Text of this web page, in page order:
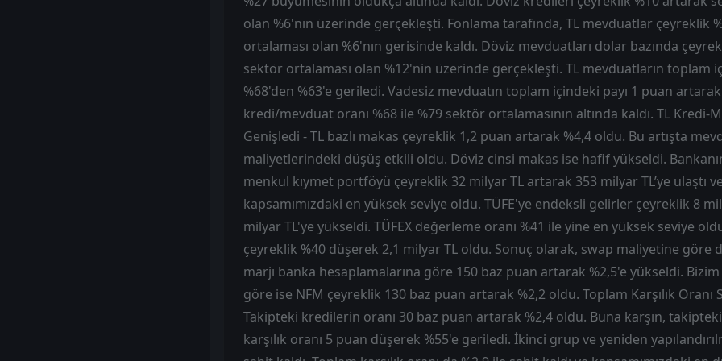
olan %6'nın üzerinde gerçekleşti. Fonlama tarafında, TL mevduatlar çeyreklik
ortalaması olan %6'nın gerisinde kaldı. Döviz mevduatları dolar bazında
sektör ortalaması olan %12'nin üzerinde gerçekleşti. TL mevduatların toplam
%68'den %63'e geriledi. Vadesiz mevduatın toplam içindeki payı 1 puan
kredi/mevduat oranı %68 ile %79 sektör ortalamasının altında kaldı. TL Kredi-
Genişledi - TL bazlı makas çeyreklik 1,2 puan artarak %4,4 oldu. Bu artışta
maliyetlerindeki düşüş etkili oldu. Döviz cinsi makas ise hafif yükseldi.
menkul kıymet portföyü çeyreklik 32 milyar TL artarak 353 milyar TL’ye ulaştı
kapsamımızdaki en yüksek seviye oldu. TÜFE'ye endeksli gelirler çeyreklik 8
milyar TL'ye yükseldi. TÜFEX değerleme oranı %41 ile yine en yüksek seviye
çeyreklik %40 düşerek 2,1 milyar TL oldu. Sonuç olarak, swap maliyetine göre
marjı banka hesaplamalarına göre 150 baz puan artarak %2,5'e yükseldi.
göre ise NFM çeyreklik 130 baz puan artarak %2,2 oldu. Toplam Karşılık Oranı
Takipteki kredilerin oranı 30 baz puan artarak %2,4 oldu. Buna karşın,
karşılık oranı 5 puan düşerek %55'e geriledi. İkinci grup ve yeniden